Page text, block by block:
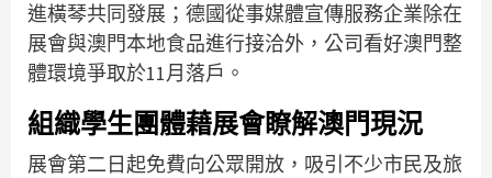
進橫琴共同發展；德國從事媒體宣傳服務企業除在
展會與澳門本地食品進行接洽外，公司看好澳門整
體環境爭取於11月落戶。
組織學生團體藉展會瞭解澳門現況
展會第二日起免費向公眾開放，吸引不少市民及旅